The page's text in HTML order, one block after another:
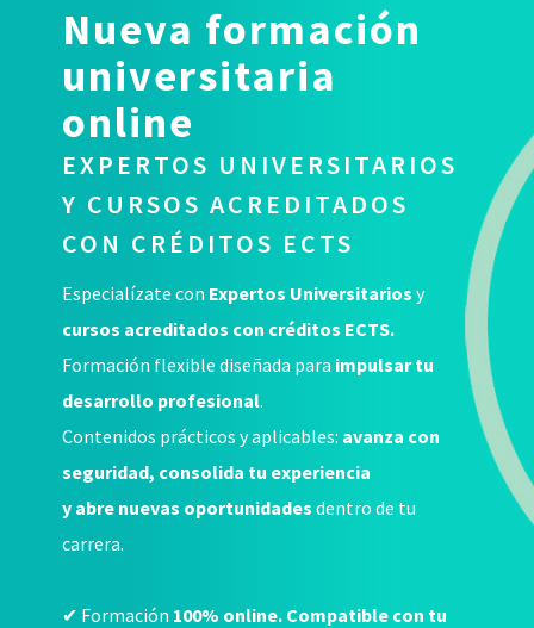
Nueva formación
universitaria
online
EXPERTOS UNIVERSITARIOS
Y CURSOS ACREDITADOS
CON CRÉDITOS ECTS
Especialízate con Expertos Universitarios y
cursos acreditados con créditos ECTS.
Formación flexible diseñada para impulsar tu
desarrollo profesional.
Contenidos prácticos y aplicables: avanza con
seguridad, consolida tu experiencia
y abre nuevas oportunidades dentro de tu
carrera.
✔ Formación 100% online. Compatible con tu